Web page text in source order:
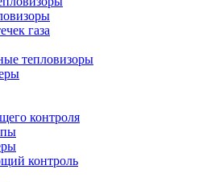
газа
тепловизоры
контроля
контроль